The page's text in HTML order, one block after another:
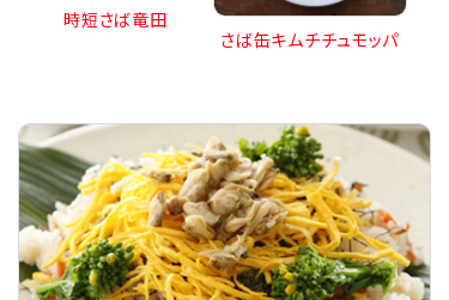
時短さば竜田
さば缶キムチチュモッパ